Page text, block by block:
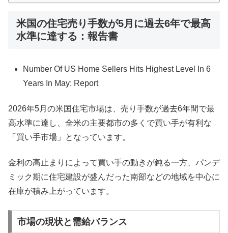
米国の住宅売り手数が5月に過去6年で最高
水準に達する：報告書
Number Of US Home Sellers Hits Highest Level In 6
Years In May: Report
2026年5月の米国住宅市場は、売り手数が過去6年間で最
高水準に達し、全米の主要都市の多くで買い手が有利な
「買い手市場」となっています。
金利の高止まりによって買い手の動きが鈍る一方、パンデ
ミック期に住宅建設が盛んだった南部などの地域を中心に
在庫が積み上がっています。
市場の現状と需給バランス